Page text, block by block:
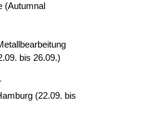
(Autumnal
bis 26.09.)
(22.09. bis